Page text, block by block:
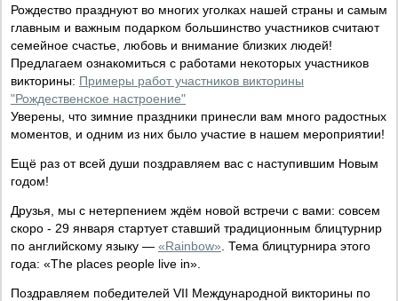
Рождество празднуют во многих уголках нашей страны и самым
главным и важным подарком большинство участников считают
семейное счастье, любовь и внимание близких людей!
Предлагаем ознакомиться с работами некоторых участников
викторины: Примеры работ участников викторины
"Рождественское настроение"
Уверены, что зимние праздники принесли вам много радостных
моментов, и одним из них было участие в нашем мероприятии!
Ещё раз от всей души поздравляем вас с наступившим Новым
годом!
Друзья, мы с нетерпением ждём новой встречи с вами: совсем
скоро - 29 января стартует ставший традиционным блицтурнир
по английскому языку — «Rainbow» . Тема блицтурнира этого
года: «The places people live in».
Поздравляем победителей VII Международной викторины по